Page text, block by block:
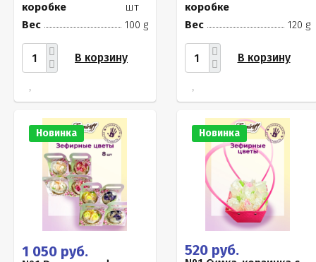
коробке
шт
Вес
100 g
В корзину
коробке
Вес 120 g
В корзину
Новинка
1 050 руб.
Новинка
520 руб.